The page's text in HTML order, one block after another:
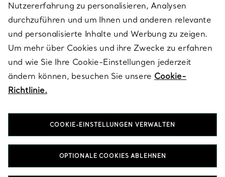
ÜBER TIFFANY & CO.
RECHTLICHE HINWEISE
FOLGEN SIE UNS
T&Co. 2026
Nutzererfahrung zu personalisieren, Analysen
durchzuführen und um Ihnen und anderen relevante
und personalisierte Inhalte und Werbung zu zeigen.
Um mehr über Cookies und ihre Zwecke zu erfahren
und wie Sie Ihre Cookie-Einstellungen jederzeit
ändern können, besuchen Sie unsere Cookie-
Richtlinie.
COOKIE-EINSTELLUNGEN VERWALTEN
OPTIONALE COOKIES ABLEHNEN